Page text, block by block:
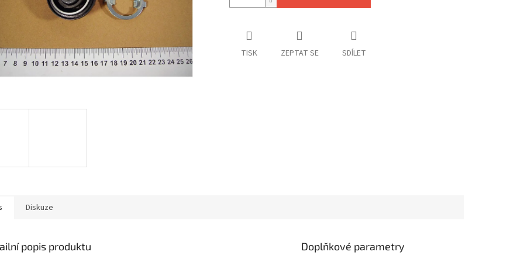
TISK ZEPTAT SE SDÍLET
Diskuze
popis produktu Doplňkové parametry